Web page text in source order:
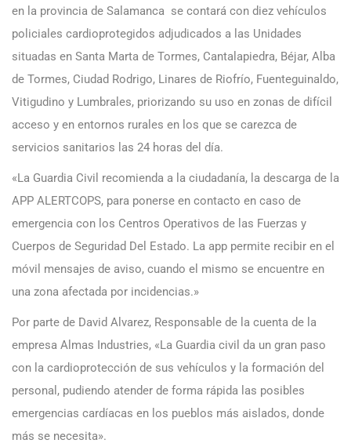
en la provincia de Salamanca se contará con diez vehículos
policiales cardioprotegidos adjudicados a las Unidades
situadas en Santa Marta de Tormes, Cantalapiedra, Béjar, Alba
de Tormes, Ciudad Rodrigo, Linares de Riofrío, Fuenteguinaldo,
Vitigudino y Lumbrales, priorizando su uso en zonas de difícil
acceso y en entornos rurales en los que se carezca de
servicios sanitarios las 24 horas del día.
«La Guardia Civil recomienda a la ciudadanía, la descarga de la
APP ALERTCOPS, para ponerse en contacto en caso de
emergencia con los Centros Operativos de las Fuerzas y
Cuerpos de Seguridad Del Estado. La app permite recibir en el
móvil mensajes de aviso, cuando el mismo se encuentre en
una zona afectada por incidencias.»
Por parte de David Alvarez, Responsable de la cuenta de la
empresa Almas Industries, «La Guardia civil da un gran paso
con la cardioprotección de sus vehículos y la formación del
personal, pudiendo atender de forma rápida las posibles
emergencias cardíacas en los pueblos más aislados, donde
más se necesita».